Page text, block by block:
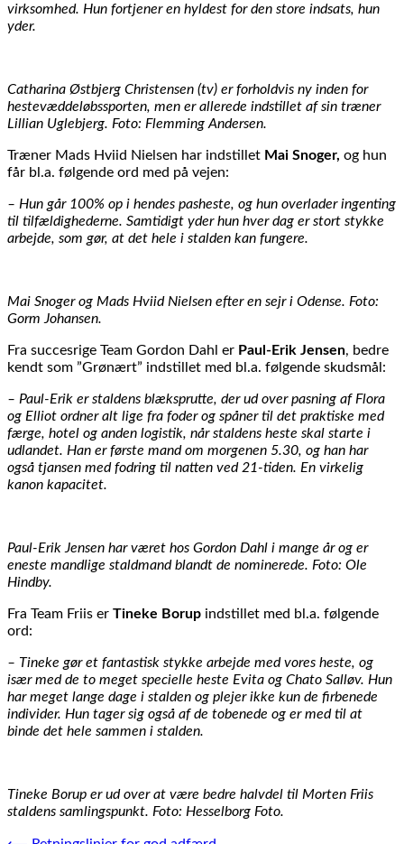
virksomhed. Hun fortjener en hyldest for den store indsats, hun
yder.
Catharina Østbjerg Christensen (tv) er forholdvis ny inden for
hestevæddeløbssporten, men er allerede indstillet af sin træner
Lillian Uglebjerg. Foto: Flemming Andersen.
Træner Mads Hviid Nielsen har indstillet Mai Snoger, og hun
får bl.a. følgende ord med på vejen:
– Hun går 100% op i hendes pasheste, og hun overlader ingenting
til tilfældighederne. Samtidigt yder hun hver dag er stort stykke
arbejde, som gør, at det hele i stalden kan fungere.
Mai Snoger og Mads Hviid Nielsen efter en sejr i Odense. Foto:
Gorm Johansen.
Fra succesrige Team Gordon Dahl er Paul-Erik Jensen, bedre
kendt som ”Grønært” indstillet med bl.a. følgende skudsmål:
– Paul-Erik er staldens blæksprutte, der ud over pasning af Flora
og Elliot ordner alt lige fra foder og spåner til det praktiske med
færge, hotel og anden logistik, når staldens heste skal starte i
udlandet. Han er første mand om morgenen 5.30, og han har
også tjansen med fodring til natten ved 21-tiden. En virkelig
kanon kapacitet.
Paul-Erik Jensen har været hos Gordon Dahl i mange år og er
eneste mandlige staldmand blandt de nominerede. Foto: Ole
Hindby.
Fra Team Friis er Tineke Borup indstillet med bl.a. følgende
ord:
– Tineke gør et fantastisk stykke arbejde med vores heste, og
især med de to meget specielle heste Evita og Chato Salløv. Hun
har meget lange dage i stalden og plejer ikke kun de firbenede
individer. Hun tager sig også af de tobenede og er med til at
binde det hele sammen i stalden.
Tineke Borup er ud over at være bedre halvdel til Morten Friis
staldens samlingspunkt. Foto: Hesselborg Foto.